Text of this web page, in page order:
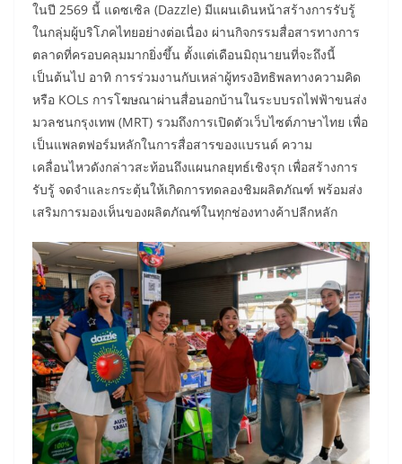
ในปี 2569 นี้ แดซเซิล (Dazzle) มีแผนเดินหน้าสร้างการรับรู้
ในกลุ่มผู้บริโภคไทยอย่างต่อเนื่อง ผ่านกิจกรรมสื่อสารทางการ
ตลาดที่ครอบคลุมมากยิ่งขึ้น ตั้งแต่เดือนมิถุนายนที่จะถึงนี้
เป็นต้นไป อาทิ การร่วมงานกับเหล่าผู้ทรงอิทธิพลทางความคิด
หรือ KOLs การโฆษณาผ่านสื่อนอกบ้านในระบบรถไฟฟ้าขนส่ง
มวลชนกรุงเทพ (MRT) รวมถึงการเปิดตัวเว็บไซต์ภาษาไทย เพื่อ
เป็นแพลตฟอร์มหลักในการสื่อสารของแบรนด์ ความ
เคลื่อนไหวดังกล่าวสะท้อนถึงแผนกลยุทธ์เชิงรุก เพื่อสร้างการ
รับรู้ จดจำและกระตุ้นให้เกิดการทดลองชิมผลิตภัณฑ์ พร้อมส่ง
เสริมการมองเห็นของผลิตภัณฑ์ในทุกช่องทางค้าปลีกหลัก